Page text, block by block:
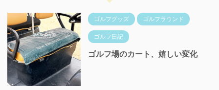
ゴルフグッズ ゴルフラウンド
ゴルフ日記
ゴルフ場のカート、嬉しい変化